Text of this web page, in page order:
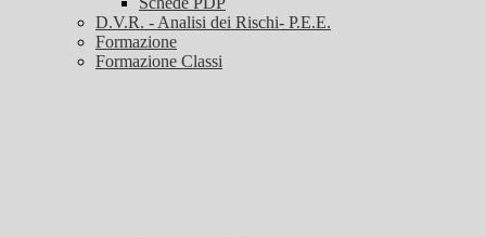
D.V.R. - Analisi dei Rischi- P.E.E.
Formazione
Formazione Classi